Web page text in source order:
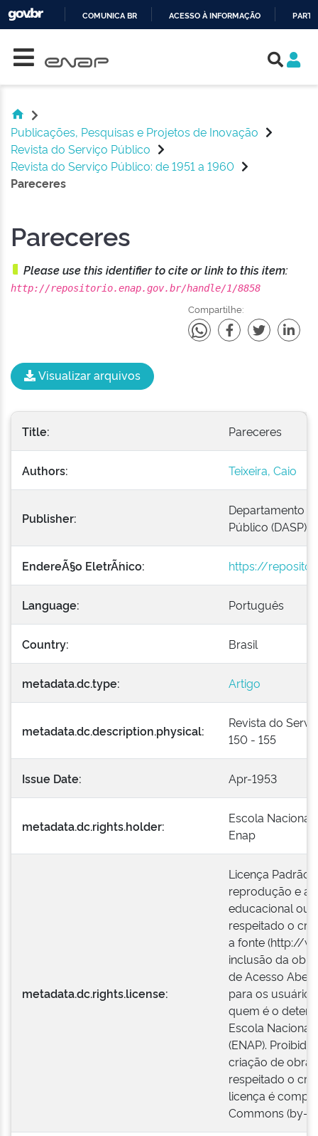
COMUNICA BR ACESSO À INFORMAÇÃO
Publicações, Pesquisas e Projetos de Inovação
Revista do Serviço Público
Revista do Serviço Público: de 1951 a 1960
Pareceres
Pareceres
Please use this identifier to cite or link to this item:
http://repositorio.enap.gov.br/handle/1/8858
Compartilhe:
Visualizar arquivos
Title: Pareceres
Authors: Teixeira, Caio
Publisher:
Departamento
Público (DASP)
EndereÃ§o EletrÃ´nico: https://
Language: Português
Country: Brasil
metadata.dc.type: Artigo
metadata.dc.description.physical:
Revista do
150 - 155
Issue Date: Apr-1953
metadata.dc.rights.holder:
Escola
Enap
metadata.dc.rights.license:
Licença Padrão
reprodução e a
educacional ou
respeitado o
a fonte (http://
inclusão da
de Acesso
para os
quem é o
Escola
(ENAP).
criação de
respeitado o
licença é
Commons (by-